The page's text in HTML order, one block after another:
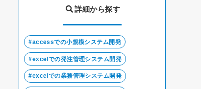
詳細から探す
accessでの小規模システム開発
excelでの発注管理システム開発
excelでの業務管理システム開発